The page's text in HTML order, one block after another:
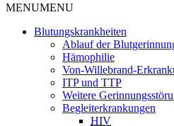
MENUMENU
Blutungskrankheiten
Ablauf der
Hämophilie
Von-Willebrand-
ITP und TTP
Weitere
Begleiterkrankungen
HIV